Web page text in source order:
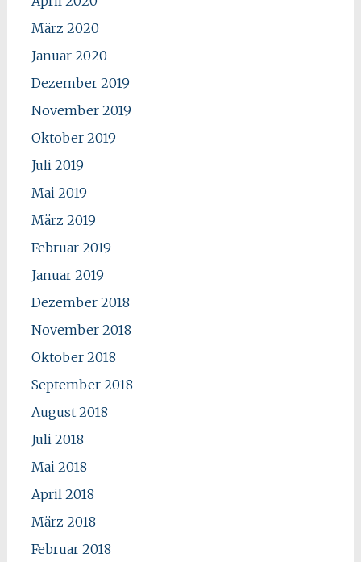
März 2020
Januar 2020
Dezember 2019
November 2019
Oktober 2019
Juli 2019
Mai 2019
März 2019
Februar 2019
Januar 2019
Dezember 2018
November 2018
Oktober 2018
September 2018
August 2018
Juli 2018
Mai 2018
April 2018
März 2018
Februar 2018